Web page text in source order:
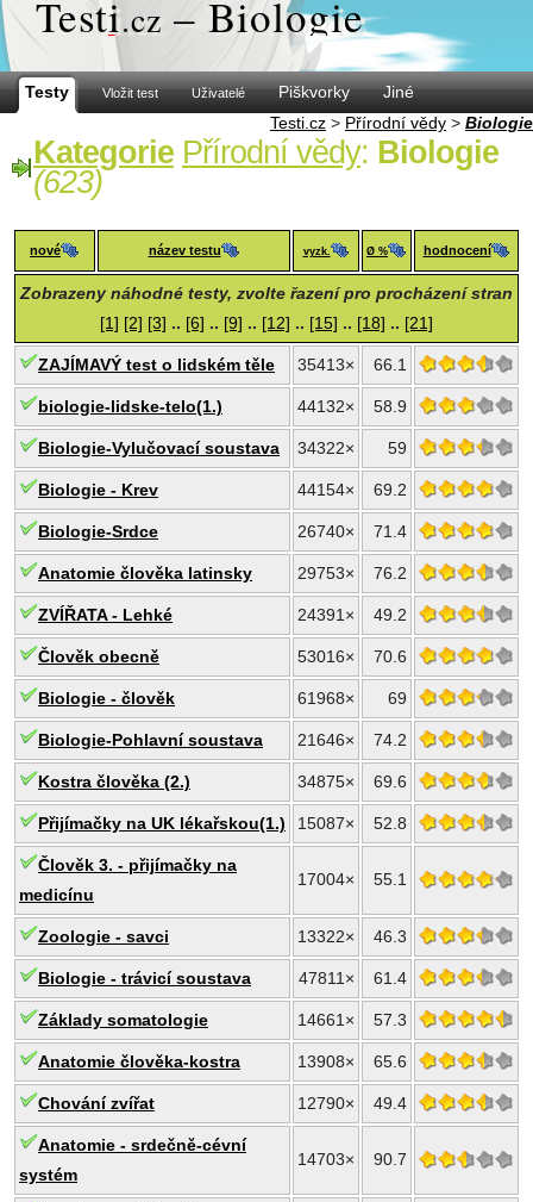
Testi.cz – Biologie
Testy Vložit test Uživatelé Piškvorky
Jiné
Testi.cz > Přírodní vědy > Biologie
Kategorie Přírodní vědy: Biologie
(623)
nové název testu vyzk. Ø % hodnocení
Zobrazeny náhodné testy, zvolte řazení pro procházení stran
[1] [2] [3] .. [6] .. [9] .. [12] .. [15] .. [18] .. [21]
ZAJÍMAVÝ test o lidském těle 35413× 66.1
biologie-lidske-telo(1.) 44132× 58.9
Biologie-Vylučovací soustava 34322× 59
Biologie - Krev 44154× 69.2
Biologie-Srdce 26740× 71.4
Anatomie člověka latinsky 29753× 76.2
ZVÍŘATA - Lehké 24391× 49.2
Člověk obecně 53016× 70.6
Biologie - člověk 61968× 69
Biologie-Pohlavní soustava 21646× 74.2
Kostra člověka (2.) 34875× 69.6
Přijímačky na UK lékařskou(1.) 15087× 52.8
Člověk 3. - přijímačky na
medicínu
17004× 55.1
Zoologie - savci 13322× 46.3
Biologie - trávicí soustava 47811× 61.4
Základy somatologie 14661× 57.3
Anatomie člověka-kostra 13908× 65.6
Chování zvířat 12790× 49.4
Anatomie - srdečně-cévní
systém
14703× 90.7